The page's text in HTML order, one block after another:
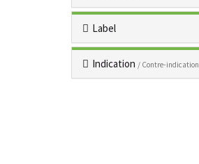
Label
Indication / Contre-indication